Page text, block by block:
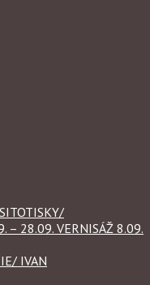
– 28.09. VERNISÁŽ 8.09.
IVAN